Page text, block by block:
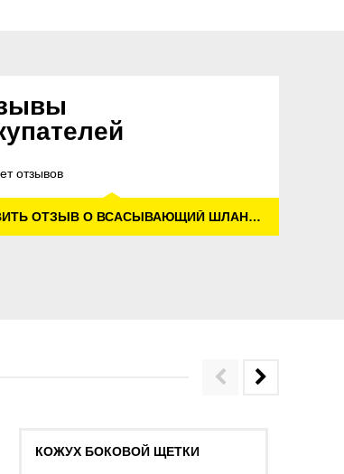
отзывов
ОСТАВИТЬ ОТЗЫВ О ВСАСЫВАЮЩИЙ ШЛАНГ, ДЛЯ KM 120/150 R P/D/LPG
КОЖУХ БОКОВОЙ ЩЕТКИ